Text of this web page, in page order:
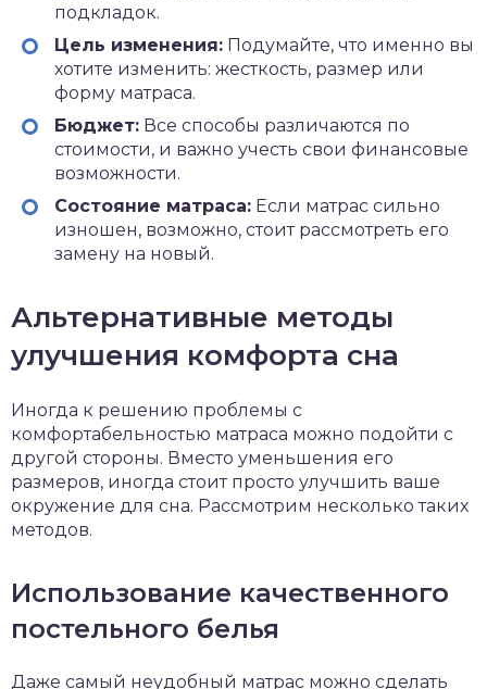
подкладок.
Цель изменения: Подумайте, что именно вы
хотите изменить: жесткость, размер или
форму матраса.
Бюджет: Все способы различаются по
стоимости, и важно учесть свои финансовые
возможности.
Состояние матраса: Если матрас сильно
изношен, возможно, стоит рассмотреть его
замену на новый.
Альтернативные методы
улучшения комфорта сна
Иногда к решению проблемы с
комфортабельностью матраса можно подойти с
другой стороны. Вместо уменьшения его
размеров, иногда стоит просто улучшить ваше
окружение для сна. Рассмотрим несколько таких
методов.
Использование качественного
постельного белья
Даже самый неудобный матрас можно сделать